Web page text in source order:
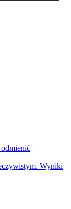
odmienić
Wyniki